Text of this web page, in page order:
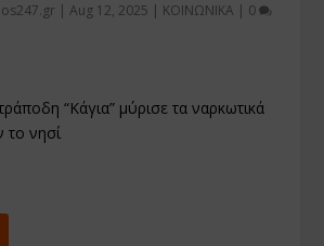
|Aug 12, 2025 | ΚΟΙΝΩΝΙΚΑ | 0
“Κάγια” μύρισε τα ναρκωτικά
το νησί